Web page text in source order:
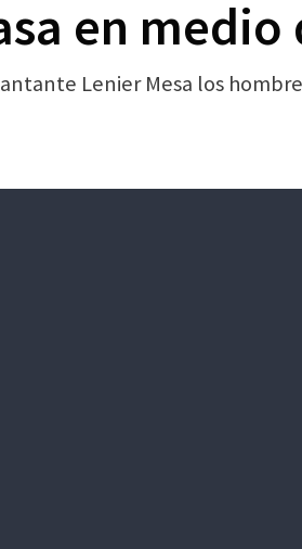
en
Lenier Mesa los